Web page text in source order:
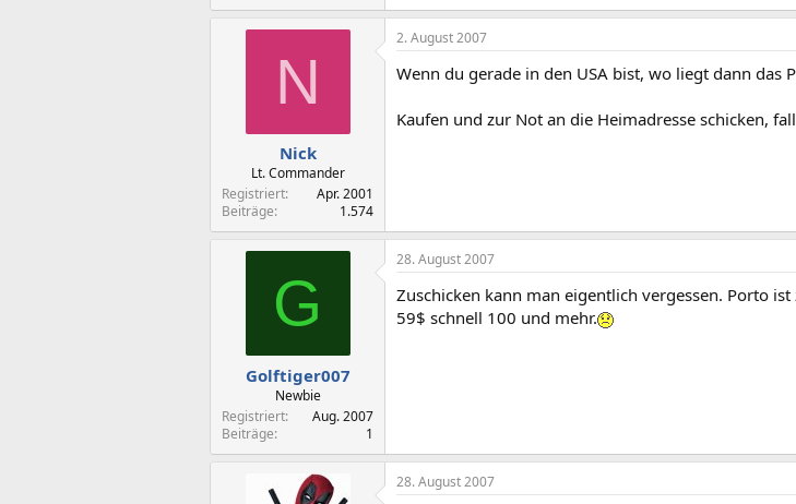
N
Nick
Lt. Commander
Registriert
Apr. 2001
Beiträge
1.574
2. August 2007
Wenn du gerade in den USA bist, wo liegt dann das
Kaufen und zur Not an die Heimadresse schicken,
G
Golftiger007
Newbie
Registriert
Aug. 2007
Beiträge
1
28. August 2007
Zuschicken kann man eigentlich vergessen. Porto
59$ schnell 100 und mehr.
28. August 2007